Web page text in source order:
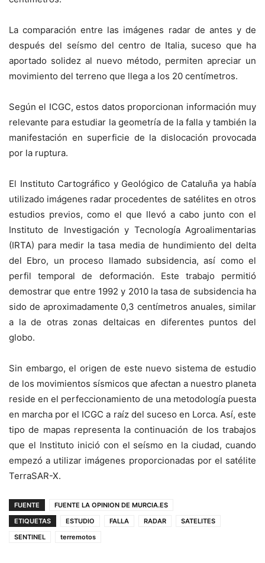
La comparación entre las imágenes radar de antes y de
después del seísmo del centro de Italia, suceso que ha
aportado solidez al nuevo método, permiten apreciar un
movimiento del terreno que llega a los 20 centímetros.
Según el ICGC, estos datos proporcionan información muy
relevante para estudiar la geometría de la falla y también la
manifestación en superficie de la dislocación provocada
por la ruptura.
El Instituto Cartográfico y Geológico de Cataluña ya había
utilizado imágenes radar procedentes de satélites en otros
estudios previos, como el que llevó a cabo junto con el
Instituto de Investigación y Tecnología Agroalimentarias
(IRTA) para medir la tasa media de hundimiento del delta
del Ebro, un proceso llamado subsidencia, así como el
perfil temporal de deformación. Este trabajo permitió
demostrar que entre 1992 y 2010 la tasa de subsidencia ha
sido de aproximadamente 0,3 centímetros anuales, similar
a la de otras zonas deltaicas en diferentes puntos del
globo.
Sin embargo, el origen de este nuevo sistema de estudio
de los movimientos sísmicos que afectan a nuestro planeta
reside en el perfeccionamiento de una metodología puesta
en marcha por el ICGC a raíz del suceso en Lorca. Así, este
tipo de mapas representa la continuación de los trabajos
que el Instituto inició con el seísmo en la ciudad, cuando
empezó a utilizar imágenes proporcionadas por el satélite
TerraSAR-X.
FUENTE
FUENTE LA OPINION DE MURCIA.ES
ETIQUETAS
ESTUDIO FALLA RADAR
SATELITES
SENTINEL
terremotos